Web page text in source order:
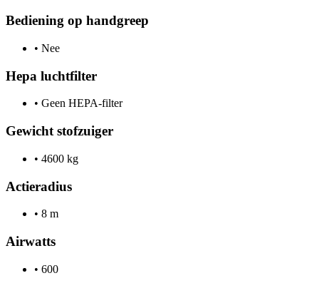
Bediening op handgreep
• Nee
Hepa luchtfilter
• Geen HEPA-filter
Gewicht stofzuiger
• 4600 kg
Actieradius
• 8 m
Airwatts
• 600